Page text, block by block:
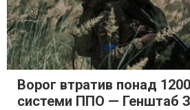
Ворог втратив понад
системи ППО — Генштаб